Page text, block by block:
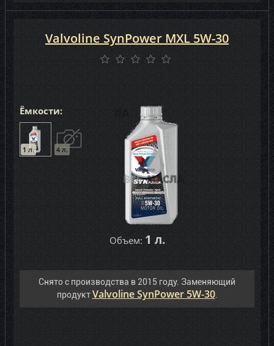
Ёмкости:
1 л. 4 л.
Объем: 1 л.
Valvoline SynPower MXL 5W-30
Снято с производства в 2015 году. Заменяющий
продуктValvoline SynPower 5W-30.